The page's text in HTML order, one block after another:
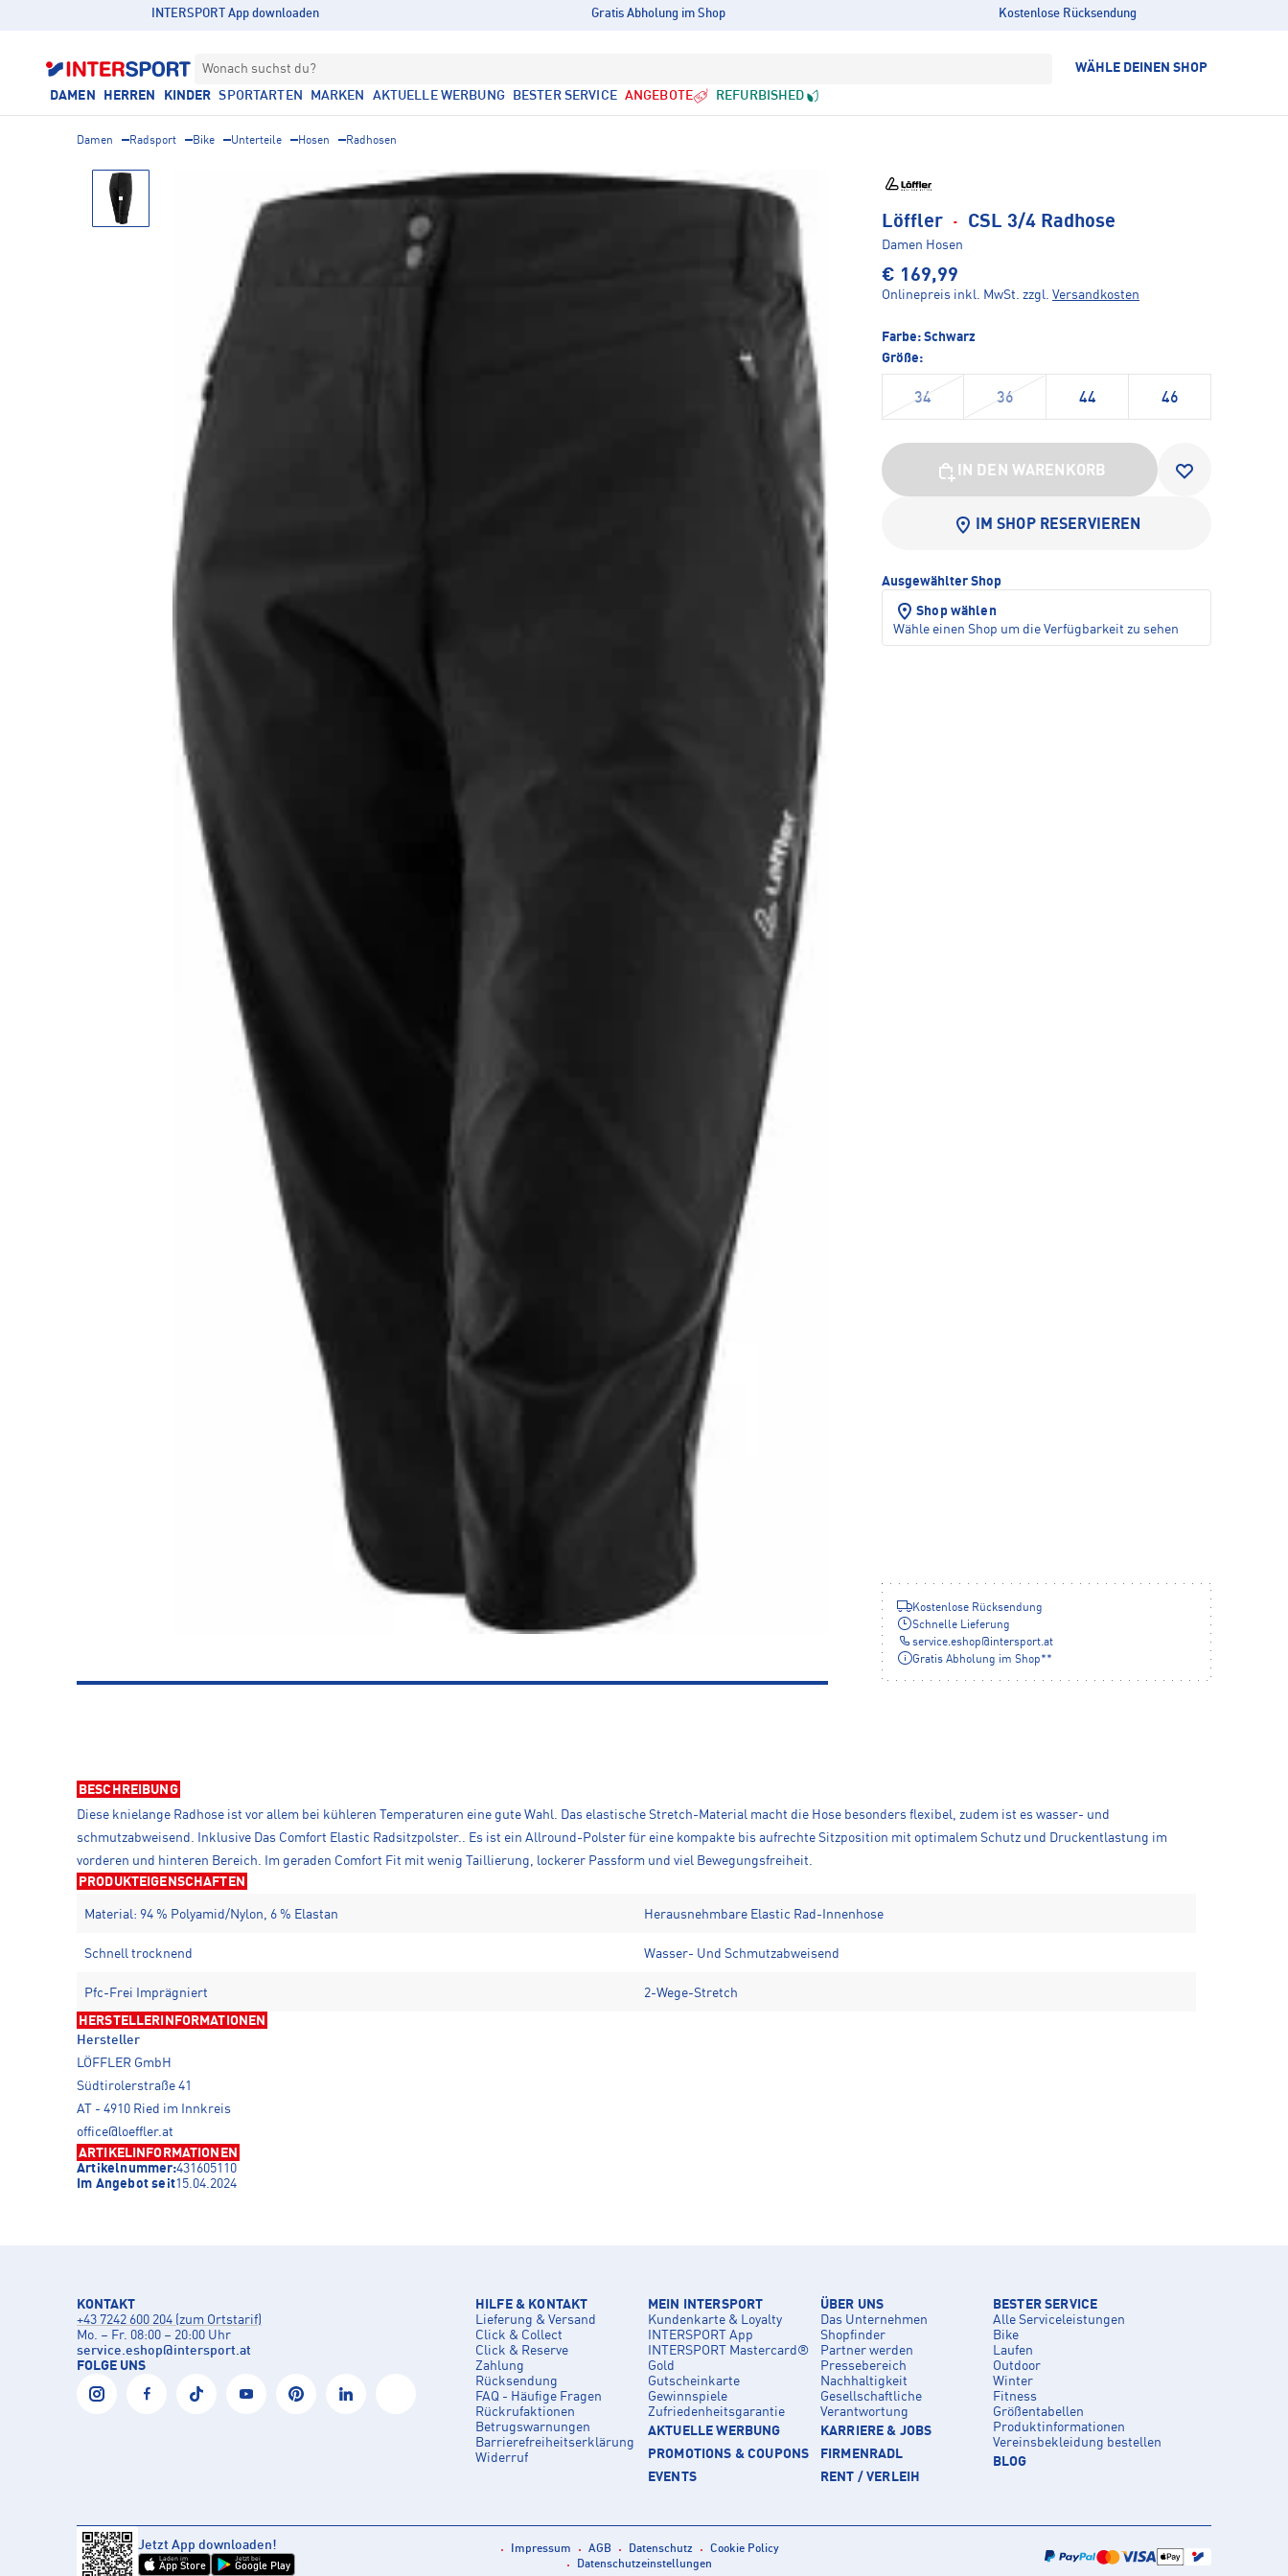
INTERSPORT App downloaden Gratis Abholung im Shop Kostenlose Rücksendung
Wonach suchst du? WÄHLE DEINEN SHOP
DAMEN HERREN KINDER SPORTARTEN MARKEN AKTUELLE WERBUNG BESTER SERVICE ANGEBOTE REFURBISHED
Damen Radsport Bike Unterteile Hosen Radhosen
Löffler · CSL 3/4 Radhose
Damen Hosen
€ 169,99
Onlinepreis inkl. MwSt. zzgl. Versandkosten
Farbe: Schwarz
Größe:
34 36 44 46
IN DEN WARENKORB
IM SHOP RESERVIEREN
Ausgewählter Shop
Shop wählen
Wähle einen Shop um die Verfügbarkeit zu sehen
Kostenlose Rücksendung
Schnelle Lieferung
service.eshop@intersport.at
Gratis Abholung im Shop**
BESCHREIBUNG
Diese knielange Radhose ist vor allem bei kühleren Temperaturen eine gute Wahl. Das elastische Stretch-Material macht die Hose besonders flexibel, zudem ist es wasser- und
schmutzabweisend. Inklusive Das Comfort Elastic Radsitzpolster.. Es ist ein Allround-Polster für eine kompakte bis aufrechte Sitzposition mit optimalem Schutz und Druckentlastung im
vorderen und hinteren Bereich. Im geraden Comfort Fit mit wenig Taillierung, lockerer Passform und viel Bewegungsfreiheit.
PRODUKTEIGENSCHAFTEN
Material: 94 % Polyamid/Nylon, 6 % Elastan Herausnehmbare Elastic Rad-Innenhose
Schnell trocknend Wasser- Und Schmutzabweisend
Pfc-Frei Imprägniert 2-Wege-Stretch
HERSTELLERINFORMATIONEN
Hersteller
LÖFFLER GmbH
Südtirolerstraße 41
AT - 4910 Ried im Innkreis
office@loeffler.at
ARTIKELINFORMATIONEN
Artikelnummer:431605110
Im Angebot seit15.04.2024
KONTAKT
+43 7242 600 204 (zum Ortstarif)
Mo. – Fr. 08:00 – 20:00 Uhr
service.eshop@intersport.at
FOLGE UNS
HILFE & KONTAKT
Lieferung & Versand
Click & Collect
Click & Reserve
Zahlung
Rücksendung
FAQ - Häufige Fragen
Rückrufaktionen
Betrugswarnungen
Barrierefreiheitserklärung
Widerruf
MEIN INTERSPORT
Kundenkarte & Loyalty
INTERSPORT App
INTERSPORT Mastercard®
Gold
Gutscheinkarte
Gewinnspiele
Zufriedenheitsgarantie
AKTUELLE WERBUNG
PROMOTIONS & COUPONS
EVENTS
ÜBER UNS
Das Unternehmen
Shopfinder
Partner werden
Pressebereich
Nachhaltigkeit
Gesellschaftliche
Verantwortung
KARRIERE & JOBS
FIRMENRADL
RENT / VERLEIH
BESTER SERVICE
Alle Serviceleistungen
Bike
Laufen
Outdoor
Winter
Fitness
Größentabellen
Produktinformationen
Vereinsbekleidung bestellen
BLOG
Jetzt App downloaden!
Laden im
App Store
Jetzt bei
Google Play
Impressum AGB Datenschutz
Cookie Policy
Datenschutzeinstellungen